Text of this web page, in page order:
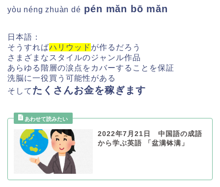
yòu néng zhuàn dé pén mǎn bō mǎn
日本語：
そうすればハリウッド が作るだろう
さまざまなスタイルのジャンル作品
あらゆる階層の涙点をカバーすることを保証
洗脳に一役買う可能性がある
そして たくさんお金を稼ぎます
2022年7月21日 中国語の成語
から学ぶ英語 「盆满钵满」